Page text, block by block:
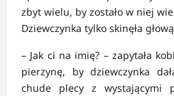
zbyt wielu, by zostało w niej
Dziewczynka tylko skinęła
– Jak ci na imię? – zapytała
pierzynę, by dziewczynka
chude plecy z wystającymi